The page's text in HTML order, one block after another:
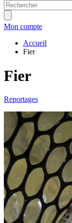
Mon compte
Accueil
Fier
Fier
Reportages